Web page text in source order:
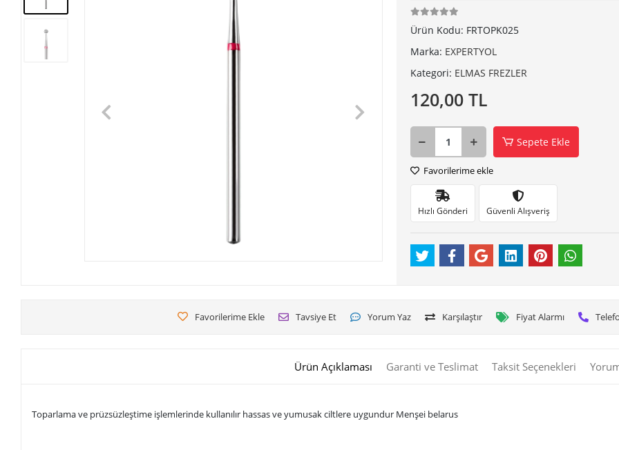
Ürün Kodu: FRTOPK025
Marka: EXPERTYOL
Kategori: ELMAS FREZLER
120,00 TL
Sepete Ekle
Favorilerime ekle
Hızlı Gönderi Güvenli Alışveriş
Favorilerime Ekle Tavsiye Et Yorum Yaz Karşılaştır Fiyat Alarmı
Ürün Açıklaması Garanti ve Teslimat Taksit Seçenekleri
Toparlama ve prüzsüzleştime işlemlerinde kullanılır hassas ve yumusak ciltlere uygundur Menşei belarus